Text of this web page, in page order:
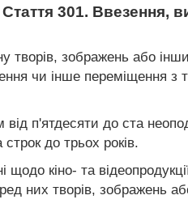
Стаття 301. Ввезення,
творів, зображень або
чи інше переміщення
п'ятдесяти до ста
до трьох років.
щодо кіно- та
них творів, зображень